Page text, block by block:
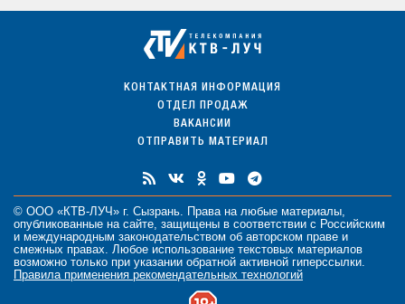
КОНТАКТНАЯ ИНФОРМАЦИЯ
ОТДЕЛ ПРОДАЖ
ВАКАНСИИ
ОТПРАВИТЬ МАТЕРИАЛ
© ООО «КТВ-ЛУЧ» г. Сызрань. Права на любые материалы
опубликованные на сайте, защищены в соответствии с Российским
и международным законодательством об авторском праве и
смежных правах. Любое использование текстовых материалов
возможно только при указании обратной активной гиперссылки.
Правила применения рекомендательных технологий